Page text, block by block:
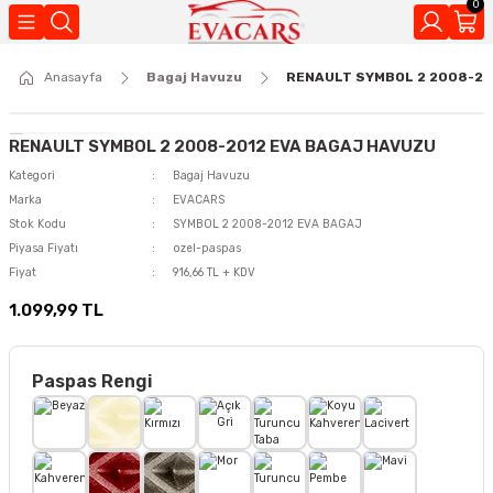
Geri Dön
0
Anasayfa Bagaj Havuzu RENAULT SYMBOL 2 2008-
RENAULT SYMBOL 2 2008-2012 EVA BAGAJ HAVUZU
Kategori
Bagaj Havuzu
Marka
EVACARS
Stok Kodu
SYMBOL 2 2008-2012 EVA BAGAJ
Piyasa Fiyatı
ozel-paspas
Fiyat
916,66 TL + KDV
1.099,99 TL
Paspas Rengi